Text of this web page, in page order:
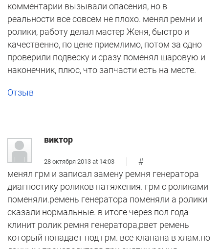
комментарии вызывали опасения, но в
реальности все совсем не плохо. менял ремни и
ролики, работу делал мастер Женя, быстро и
качественно, по цене приемлимо, потом за одно
проверили подвеску и сразу поменял шаровую и
наконечник, плюс, что запчасти есть на месте.
Отзыв
виктор
28 октября 2013 at 14:03
#
менял грм и записал замену ремня генератора
диагностику роликов натяжения. грм с роликами
поменяли.ремень генератора поменяли а ролики
сказали нормальные. в итоге через пол года
клинит ролик ремня генератора,рвет ремень
который попадает под грм. все клапана в хлам.по